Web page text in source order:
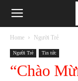
Phanxicô
Home Người Trẻ
Người Trẻ Tin tức
“Chào